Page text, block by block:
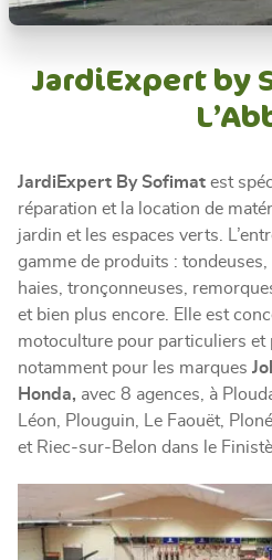
JardiExpert by
JardiExpert By Sofimat est
réparation et la location de
jardin et les espaces verts.
gamme de produits :
haies, tronçonneuses,
et bien plus encore. Elle est
motoculture pour particuliers et
notamment pour les marques
Honda, avec 8 agences, à
Léon, Plouguin, Le Faouët,
et Riec-sur-Belon dans le